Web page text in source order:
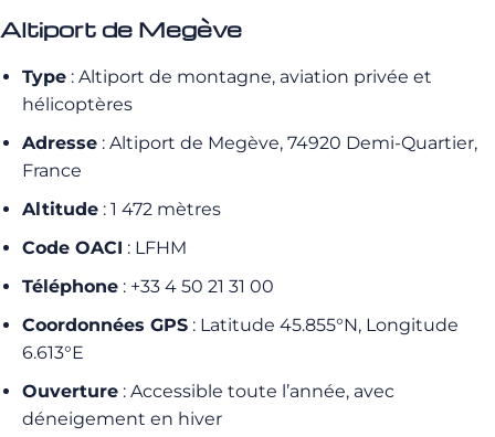
Altiport de Megève
Type : Altiport de montagne, aviation privée et
hélicoptères
Adresse : Altiport de Megève, 74920 Demi-Quartier,
France
Altitude : 1 472 mètres
Code OACI : LFHM
Téléphone : +33 4 50 21 31 00
Coordonnées GPS : Latitude 45.855°N, Longitude
6.613°E
Ouverture : Accessible toute l’année, avec
déneigement en hiver